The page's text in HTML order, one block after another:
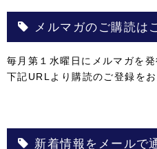
メルマガのご購読は
毎月第１水曜日にメルマガを発
下記URLより購読のご登録をお
新着情報をメールで